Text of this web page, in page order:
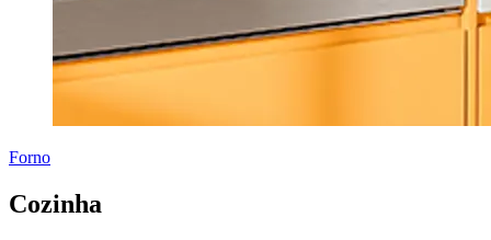
Forno
Cozinha